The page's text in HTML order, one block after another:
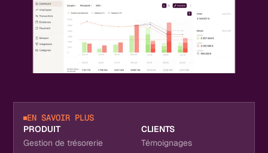
EN SAVOIR PLUS
PRODUIT
Gestion de trésorerie
CLIENTS
Témoignages